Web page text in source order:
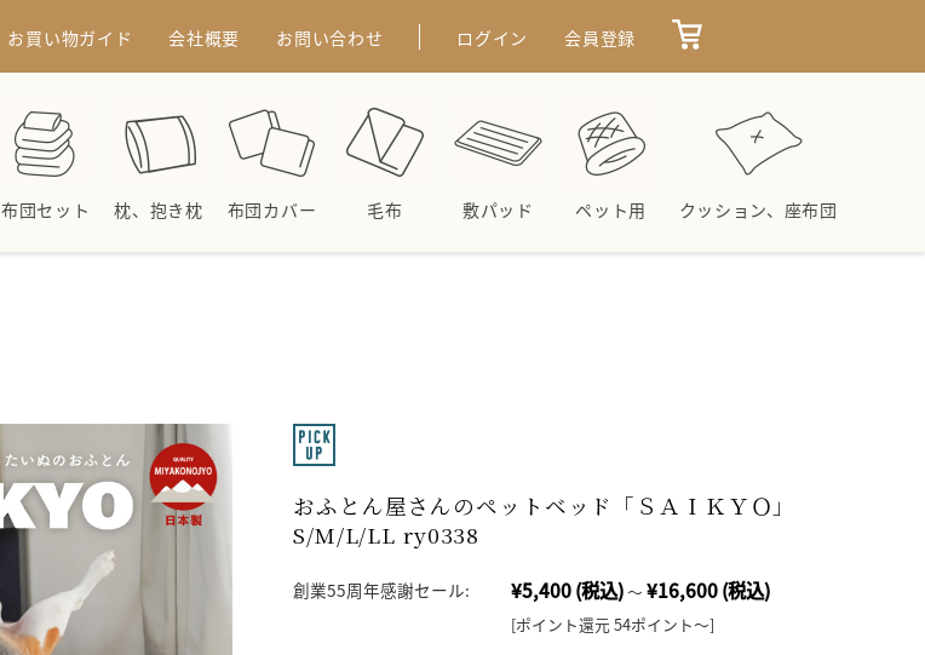
お買い物ガイド 会社概要 お問い合わせ ログイン 会員登録
布団セット 枕、抱き枕 布団カバー 毛布 敷パッド ペット用 クッション、座布団
おふとん屋さんのペットベッド「ＳＡＩＫＹＯ」
S/M/L/LL ry0338
創業55周年感謝セール: ¥5,400(税込)～ ¥16,600(税込)
[ポイント還元 54ポイント～]